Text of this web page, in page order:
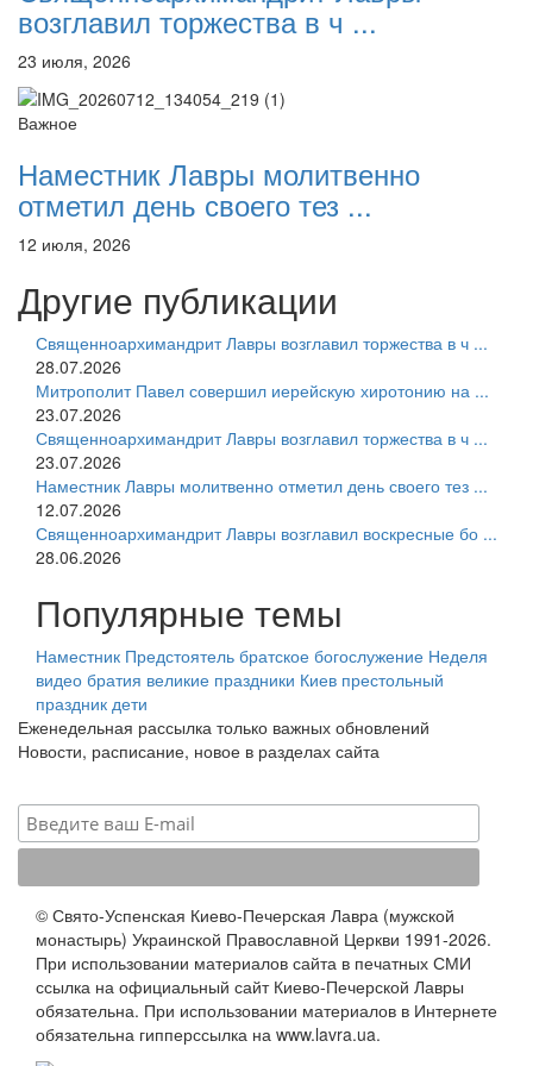
возглавил торжества в ч ...
23 июля, 2026
Важное
Наместник Лавры молитвенно
отметил день своего тез ...
12 июля, 2026
Другие публикации
Священноархимандрит Лавры возглавил торжества в ч ...
28.07.2026
Митрополит Павел совершил иерейскую хиротонию на ...
23.07.2026
Священноархимандрит Лавры возглавил торжества в ч ...
23.07.2026
Наместник Лавры молитвенно отметил день своего тез ...
12.07.2026
Священноархимандрит Лавры возглавил воскресные бо ...
28.06.2026
Популярные темы
Наместник Предстоятель братское богослужение Неделя
видео братия великие праздники Киев престольный
праздник дети
Еженедельная рассылка только важных обновлений
Новости, расписание, новое в разделах сайта
© Свято-Успенская Киево-Печерская Лавра (мужской
монастырь) Украинской Православной Церкви 1991-2026.
При использовании материалов сайта в печатных СМИ
ссылка на официальный сайт Киево-Печерской Лавры
обязательна. При использовании материалов в Интернете
обязательна гипперссылка на www.lavra.ua.